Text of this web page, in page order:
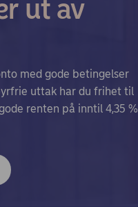
ut av
med gode betingelser
uttak har du frihet til
renten på inntil 4,35 %